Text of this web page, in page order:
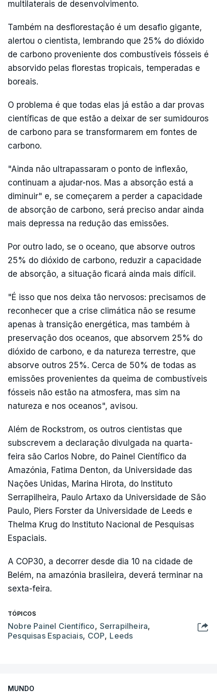
multilaterais de desenvolvimento.
Também na desflorestação é um desafio gigante,
alertou o cientista, lembrando que 25% do dióxido
de carbono proveniente dos combustíveis fósseis é
absorvido pelas florestas tropicais, temperadas e
boreais.
O problema é que todas elas já estão a dar provas
científicas de que estão a deixar de ser sumidouros
de carbono para se transformarem em fontes de
carbono.
"Ainda não ultrapassaram o ponto de inflexão,
continuam a ajudar-nos. Mas a absorção está a
diminuir" e, se começarem a perder a capacidade
de absorção de carbono, será preciso andar ainda
mais depressa na redução das emissões.
Por outro lado, se o oceano, que absorve outros
25% do dióxido de carbono, reduzir a capacidade
de absorção, a situação ficará ainda mais difícil.
"É isso que nos deixa tão nervosos: precisamos de
reconhecer que a crise climática não se resume
apenas à transição energética, mas também à
preservação dos oceanos, que absorvem 25% do
dióxido de carbono, e da natureza terrestre, que
absorve outros 25%. Cerca de 50% de todas as
emissões provenientes da queima de combustíveis
fósseis não estão na atmosfera, mas sim na
natureza e nos oceanos", avisou.
Além de Rockstrom, os outros cientistas que
subscrevem a declaração divulgada na quarta-
feira são Carlos Nobre, do Painel Científico da
Amazónia, Fatima Denton, da Universidade das
Nações Unidas, Marina Hirota, do Instituto
Serrapilheira, Paulo Artaxo da Universidade de São
Paulo, Piers Forster da Universidade de Leeds e
Thelma Krug do Instituto Nacional de Pesquisas
Espaciais.
A COP30, a decorrer desde dia 10 na cidade de
Belém, na amazónia brasileira, deverá terminar na
sexta-feira.
TÓPICOS
Nobre Painel Científico, Serrapilheira,
Pesquisas Espaciais, COP, Leeds
MUNDO